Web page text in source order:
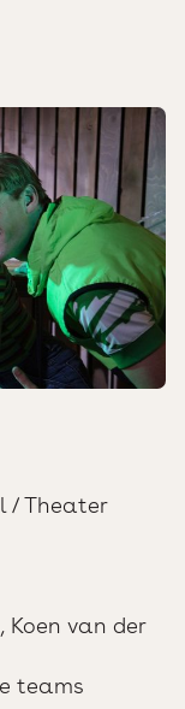
/ Theater
Koen van der
teams